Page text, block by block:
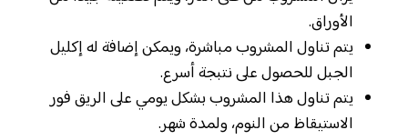
الأوراق.
يتم تناول المشروب مباشرة، ويمكن إضافة له إكليل
الجبل للحصول على نتبجة أسرع.
يتم تناول هذا المشروب بشكل يومي على الريق فور
الاستيقاظ من النوم، ولمدة شهر.